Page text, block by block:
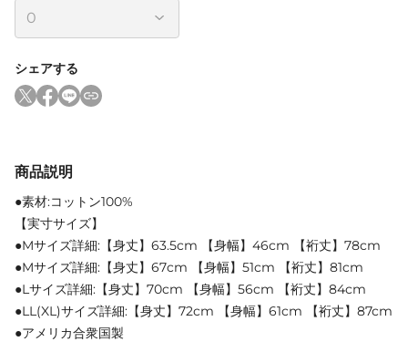
シェアする
商品説明
●素材:コットン100%
【実寸サイズ】
●Mサイズ詳細:【身丈】63.5cm 【身幅】46cm 【裄丈】78cm
●Mサイズ詳細:【身丈】67cm 【身幅】51cm 【裄丈】81cm
●Lサイズ詳細:【身丈】70cm 【身幅】56cm 【裄丈】84cm
●LL(XL)サイズ詳細:【身丈】72cm 【身幅】61cm 【裄丈】87cm
●アメリカ合衆国製